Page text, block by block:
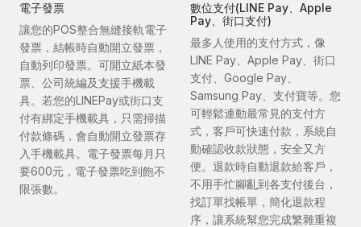
電子發票
讓您的POS整合無縫接軌電子
發票，結帳時自動開立發票，
自動列印發票。可開立紙本發
票、公司統編及支援手機載
具。若您的LINEPay或街口支
付有綁定手機載具，只需掃描
付款條碼，會自動開立發票存
入手機載具。電子發票每月只
要600元，電子發票吃到飽不
限張數。
數位支付(LINE Pay、Apple
Pay、街口支付)
最多人使用的支付方式，像
LINE Pay、Apple Pay、街口
支付、Google Pay、
Samsung Pay、支付寶等。您
可輕鬆連動最常見的支付方
式，客戶可快速付款，系統自
動確認收款狀態，安全又方
便。退款時自動退款給客戶，
不用手忙腳亂到各支付後台，
找訂單找帳單，簡化退款程
序，讓系統幫您完成繁雜重複